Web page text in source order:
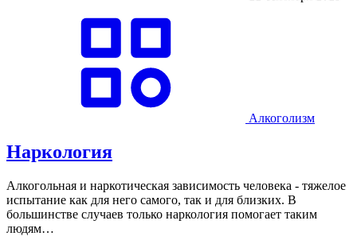
Алкоголизм
Наркология
Алкогольная и наркотическая зависимость человека - тяжелое
испытание как для него самого, так и для близких. В
большинстве случаев только наркология помогает таким
людям…